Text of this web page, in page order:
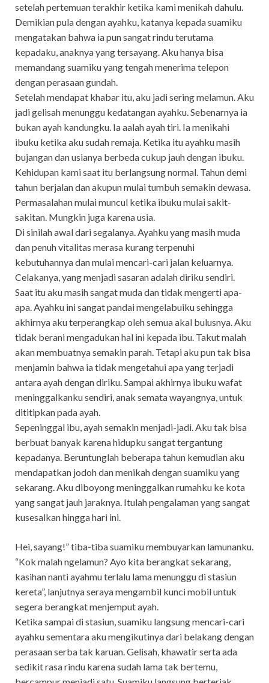
setelah pertemuan terakhir ketika kami menikah dahulu.
Demikian pula dengan ayahku, katanya kepada suamiku
mengatakan bahwa ia pun sangat rindu terutama
kepadaku, anaknya yang tersayang. Aku hanya bisa
memandang suamiku yang tengah menerima telepon
dengan perasaan gundah.
Setelah mendapat khabar itu, aku jadi sering melamun. Aku
jadi gelisah menunggu kedatangan ayahku. Sebenarnya ia
bukan ayah kandungku. Ia aalah ayah tiri. Ia menikahi
ibuku ketika aku sudah remaja. Ketika itu ayahku masih
bujangan dan usianya berbeda cukup jauh dengan ibuku.
Kehidupan kami saat itu berlangsung normal. Tahun demi
tahun berjalan dan akupun mulai tumbuh semakin dewasa.
Permasalahan mulai muncul ketika ibuku mulai sakit-
sakitan. Mungkin juga karena usia.
Di sinilah awal dari segalanya. Ayahku yang masih muda
dan penuh vitalitas merasa kurang terpenuhi
kebutuhannya dan mulai mencari-cari jalan keluarnya.
Celakanya, yang menjadi sasaran adalah diriku sendiri.
Saat itu aku masih sangat muda dan tidak mengerti apa-
apa. Ayahku ini sangat pandai mengelabuiku sehingga
akhirnya aku terperangkap oleh semua akal bulusnya. Aku
tidak berani mengadukan hal ini kepada ibu. Takut malah
akan membuatnya semakin parah. Tetapi aku pun tak bisa
menjamin bahwa ia tidak mengetahui apa yang terjadi
antara ayah dengan diriku. Sampai akhirnya ibuku wafat
meninggalkanku sendiri, anak semata wayangnya, untuk
dititipkan pada ayah.
Sepeninggal ibu, ayah semakin menjadi-jadi. Aku tak bisa
berbuat banyak karena hidupku sangat tergantung
kepadanya. Beruntunglah beberapa tahun kemudian aku
mendapatkan jodoh dan menikah dengan suamiku yang
sekarang. Aku diboyong meninggalkan rumahku ke kota
yang sangat jauh jaraknya. Itulah pengalaman yang sangat
kusesalkan hingga hari ini.
Hei, sayang!” tiba-tiba suamiku membuyarkan lamunanku.
“Kok malah ngelamun? Ayo kita berangkat sekarang,
kasihan nanti ayahmu terlalu lama menunggu di stasiun
kereta”, lanjutnya seraya mengambil kunci mobil untuk
segera berangkat menjemput ayah.
Ketika sampai di stasiun, suamiku langsung mencari-cari
ayahku sementara aku mengikutinya dari belakang dengan
perasaan serba tak karuan. Gelisah, khawatir serta ada
sedikit rasa rindu karena sudah lama tak bertemu,